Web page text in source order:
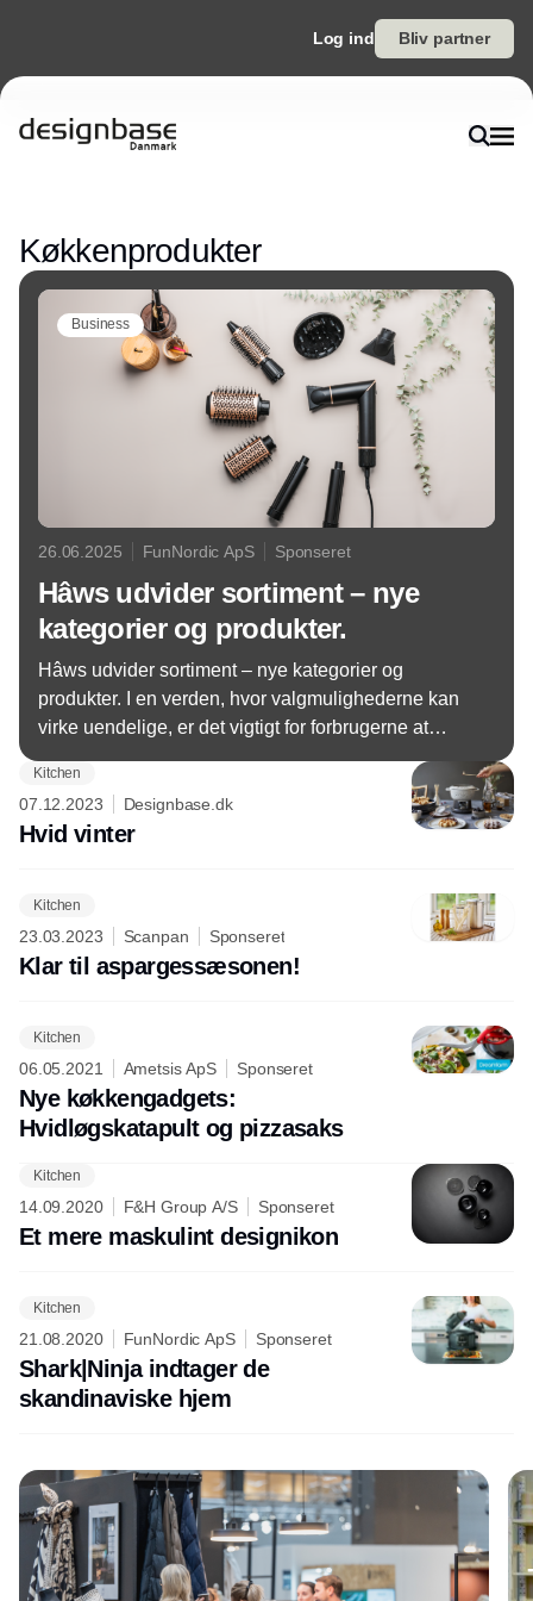
Log ind Bliv partner
Køkkenprodukter
Business
26.06.2025 FunNordic ApS Sponseret
Hâws udvider sortiment – nye
kategorier og produkter.
Hâws udvider sortiment – nye kategorier og
produkter. I en verden, hvor valgmulighederne kan
virke uendelige, er det vigtigt for forbrugerne at
besvær.
Kitchen
07.12.2023 Designbase.dk
Hvid vinter
Kitchen
23.03.2023 Scanpan Sponseret
Klar til aspargessæsonen!
Kitchen
06.05.2021 Ametsis ApS Sponseret
Nye køkkengadgets:
Hvidløgskatapult og pizzasaks
Kitchen
14.09.2020 F&H Group A/S Sponseret
Et mere maskulint designikon
Kitchen
21.08.2020 FunNordic ApS Sponseret
Shark|Ninja indtager de
skandinaviske hjem